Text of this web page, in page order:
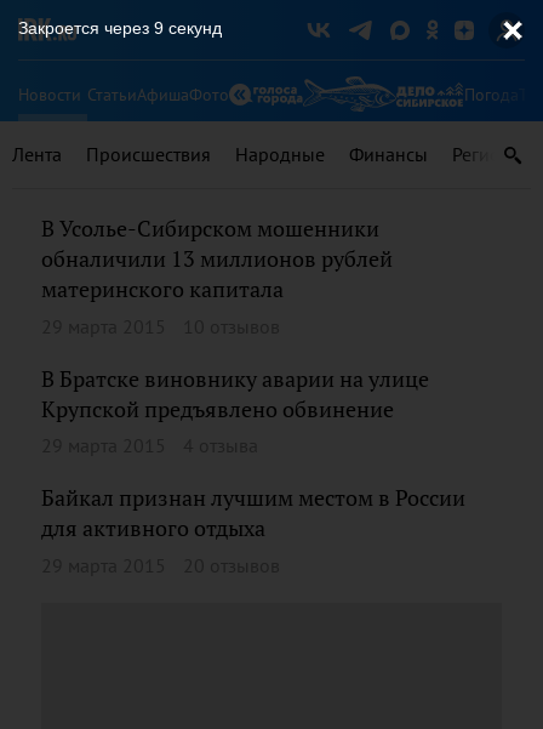
Новости СтатьиАфишаФото Погода
Лента Происшествия Народные Финансы Регионы
В Усолье-Сибирском мошенники
обналичили 13 миллионов рублей
материнского капитала
В Братске виновнику аварии на улице
Крупской предъявлено обвинение
Байкал признан лучшим местом в России
для активного отдыха
Закроется через 9 секунд